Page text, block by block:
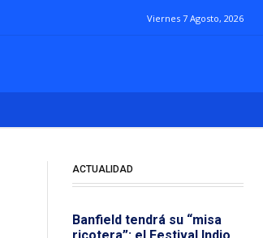
Viernes 7 Agosto, 2026
ACTUALIDAD
Banfield tendrá su “misa